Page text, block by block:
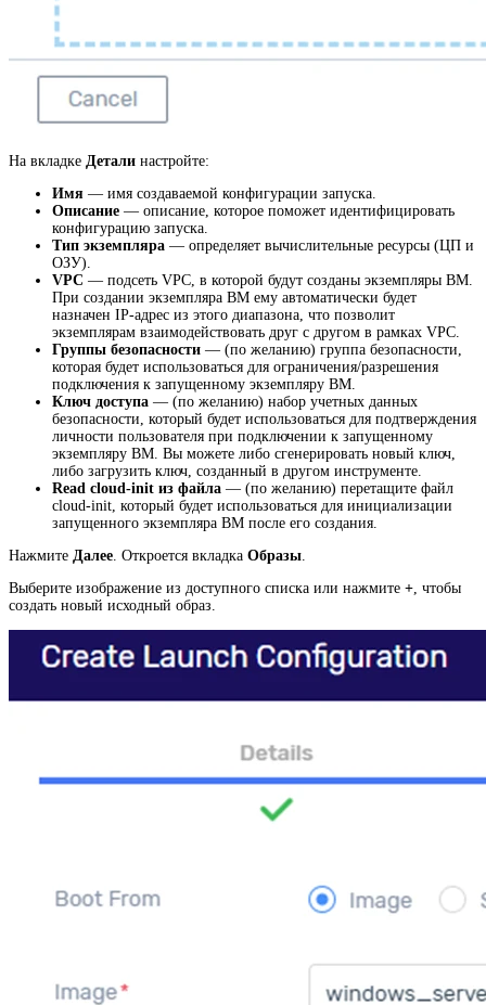
На вкладке Детали настройте:
Имя — имя создаваемой конфигурации запуска.
Описание — описание, которое поможет идентифицировать
конфигурацию запуска.
Тип экземпляра — определяет вычислительные ресурсы (ЦП и
ОЗУ).
VPC — подсеть VPC, в которой будут созданы экземпляры ВМ.
При создании экземпляра ВМ ему автоматически будет
назначен IP-адрес из этого диапазона, что позволит
экземплярам взаимодействовать друг с другом в рамках VPC.
Группы безопасности — (по желанию) группа безопасности,
которая будет использоваться для ограничения/разрешения
подключения к запущенному экземпляру ВМ.
Ключ доступа — (по желанию) набор учетных данных
безопасности, который будет использоваться для подтверждения
личности пользователя при подключении к запущенному
экземпляру ВМ. Вы можете либо сгенерировать новый ключ,
либо загрузить ключ, созданный в другом инструменте.
Read cloud-init из файла — (по желанию) перетащите файл
cloud-init, который будет использоваться для инициализации
запущенного экземпляра ВМ после его создания.
Нажмите Далее . Откроется вкладка Образы
Выберите изображение из доступного списка или нажмите + , чтобы
создать новый исходный образ.